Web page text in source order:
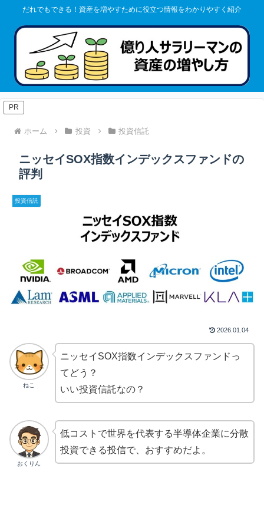
だれでもできる！資産を増やすために役立つ情報をわかりやすく紹介
PR
ホーム 投資 投資信託
ニッセイSOX指数インデックスファンドの
評判
投資信託
2026.01.04
ねこ
ニッセイSOX指数インデックスファンドっ
てどう？
いい投資信託なの？
おくりん
低コストで世界を代表する半導体企業に分散
投資できる投信で、おすすめだよ。